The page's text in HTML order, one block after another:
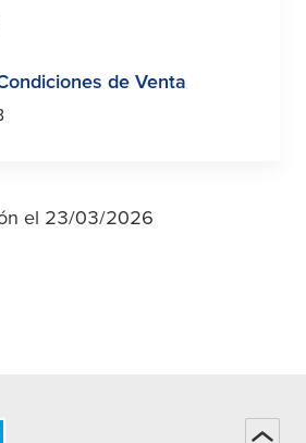
de Venta
el 23/03/2026